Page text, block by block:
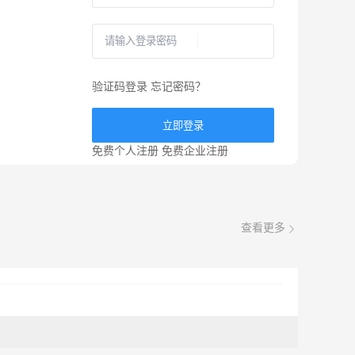
验证码登录 忘记密码？
立即登录
免费个人注册 免费企业注册
查看更多